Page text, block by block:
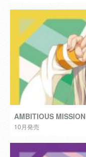
AMBITIOUS MISSION
10月発売